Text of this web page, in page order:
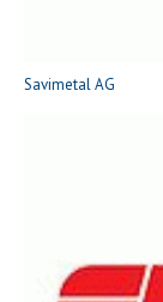
Savimetal AG